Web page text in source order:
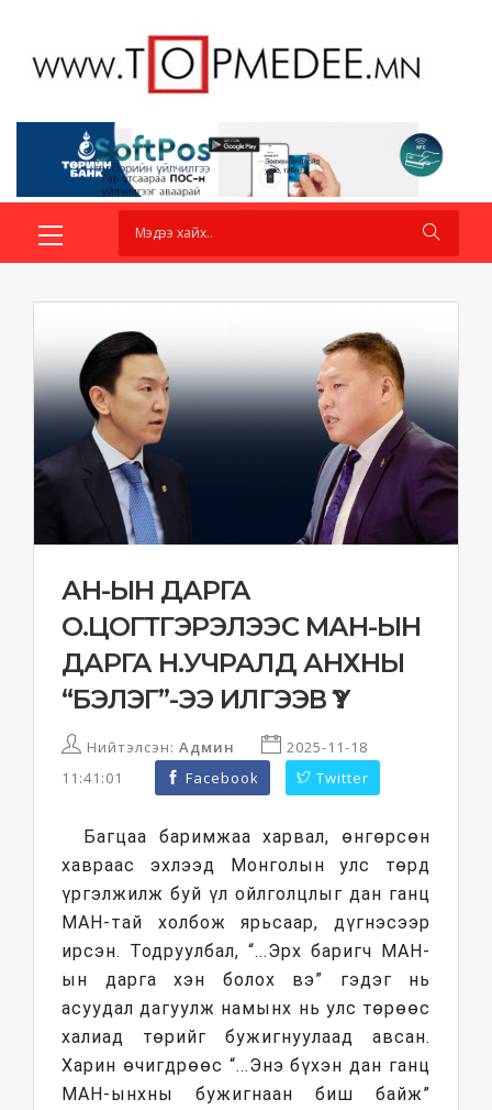
АН-ЫН ДАРГА
О.ЦОГТГЭРЭЛЭЭС МАН-ЫН
ДАРГА Н.УЧРАЛД АНХНЫ
“БЭЛЭГ”-ЭЭ ИЛГЭЭВ ҮҮ?
Нийтэлсэн: Админ
2025-11-18
11:41:01
Facebook Twitter
Багцаа баримжаа харвал, өнгөрсөн
хавраас эхлээд Монголын улс төрд
үргэлжилж буй үл ойлголцлыг дан ганц
МАН-тай холбож ярьсаар, дүгнэсээр
ирсэн. Тодруулбал, “...Эрх баригч МАН-
ын дарга хэн болох вэ” гэдэг нь
асуудал дагуулж намынх нь улс төрөөс
халиад төрийг бужигнуулаад авсан.
Харин өчигдрөөс “...Энэ бүхэн дан ганц
МАН-ынхны бужигнаан биш байж”